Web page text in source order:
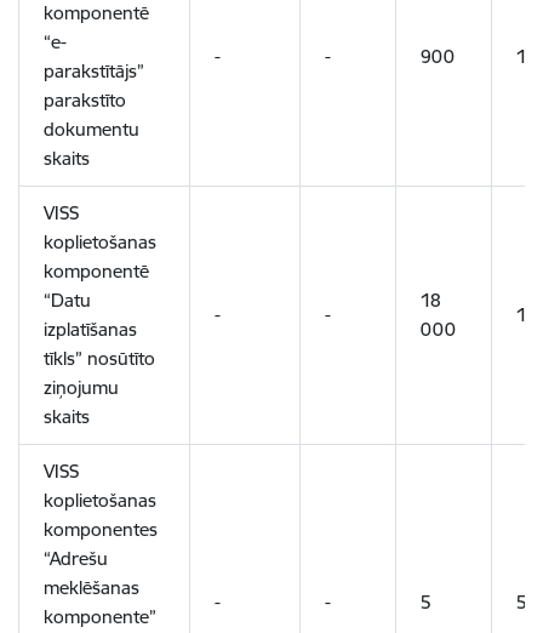
komponentē
“e-
parakstītājs”
parakstīto
dokumentu
skaits
- - 900 1
VISS
koplietošanas
komponentē
“Datu
izplatīšanas
tīkls” nosūtīto
ziņojumu
skaits
- -
18
000
19
VISS
koplietošanas
komponentes
“Adrešu
meklēšanas
komponente”
- - 5 5